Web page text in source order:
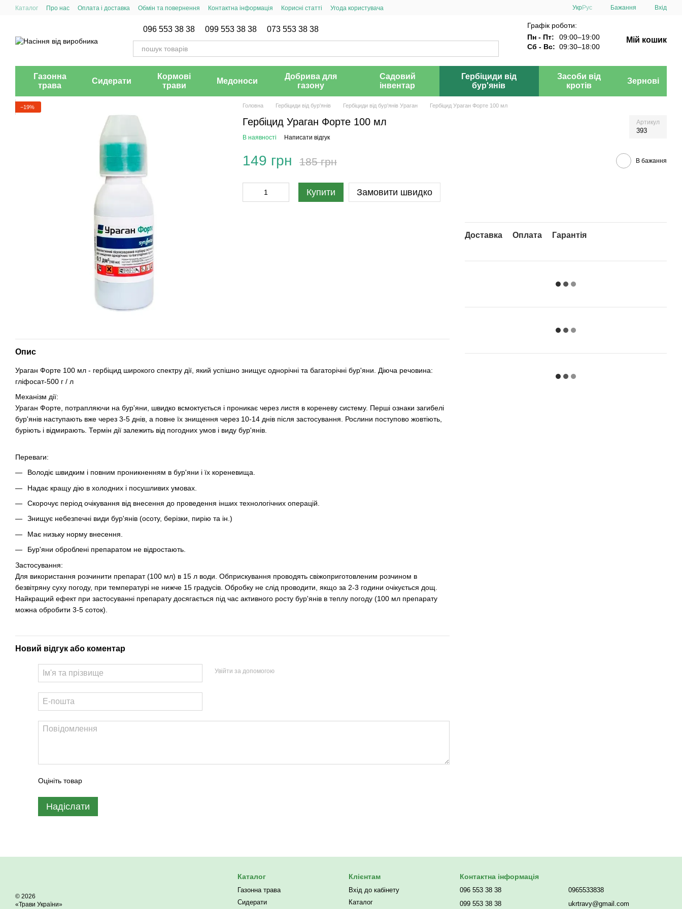
Перейти до основного контенту
Каталог Про нас Оплата і доставка Обмін та повернення Контактна інформація Корисні статті Угода користувача УкрРус Бажання Вхід
096 553 38 38 099 553 38 38 073 553 38 38
Графік роботи:
Пн - Пт:
09:00–19:00
Сб - Вс: 09:30–18:00
Мій кошик
Газонна
трава
Сидерати
Кормові
трави
Медоноси
Добрива для
газону
Садовий
інвентар
Гербіциди від
бур'янів
Засоби від
кротів
Зернові
−19% Головна Гербіциди від бур'янів Гербіциди від бур'янів Ураган Гербіцид Ураган Форте 100 мл
Гербіцид Ураган Форте 100 мл Артикул
393
В наявності Написати відгук
149 грн 185 грн В бажання
Купити Замовити швидко
Доставка Оплата Гарантія
Опис
Ураган Форте 100 мл - гербіцид широкого спектру дії, який успішно знищує однорічні та багаторічні бур'яни. Діюча речовина:
гліфосат-500 г / л
Механізм дії:
Ураган Форте, потрапляючи на бур'яни, швидко всмоктується і проникає через листя в кореневу систему. Перші ознаки загибелі
бур'янів наступають вже через 3-5 днів, а повне їх знищення через 10-14 днів після застосування. Рослини поступово жовтіють,
буріють і відмирають. Термін дії залежить від погодних умов і виду бур'янів.
Переваги:
Володіє швидким і повним проникненням в бур'яни і їх кореневища.
Надає кращу дію в холодних і посушливих умовах.
Скорочує період очікування від внесення до проведення інших технологічних операцій.
Знищує небезпечні види бур'янів (осоту, берізки, пирію та ін.)
Має низьку норму внесення.
Бур'яни оброблені препаратом не відростають.
Застосування:
Для використання розчинити препарат (100 мл) в 15 л води. Обприскування проводять свіжоприготовленим розчином в
безвітряну суху погоду, при температурі не нижче 15 градусів. Обробку не слід проводити, якщо за 2-3 години очікується дощ.
Найкращий ефект при застосуванні препарату досягається під час активного росту бур'янів в теплу погоду (100 мл препарату
можна обробити 3-5 соток).
Новий відгук або коментар
Увійти за допомогою
Оцініть товар
Надіслати
© 2026
«Трави України»
Каталог
Газонна трава
Сидерати
Клієнтам
Вхід до кабінету
Каталог
Контактна інформація
096 553 38 38
099 553 38 38
0965533838
ukrtravy@gmail.com